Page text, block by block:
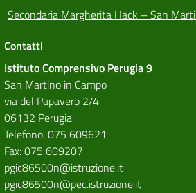
Secondaria Margherita Hack – San
Contatti
Istituto Comprensivo Perugia 9
San Martino in Campo
via del Papavero 2/4
06132 Perugia
Telefono: 075 609621
Fax: 075 609207
pgic86500n@istruzione.it
pgic86500n@pec.istruzione.it